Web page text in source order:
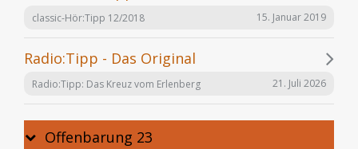
classic-Hör:Tipp 12/2018 15. Januar 2019
Radio:Tipp - Das Original
Radio:Tipp: Das Kreuz vom Erlenberg 21. Juli 2026
Offenbarung 23